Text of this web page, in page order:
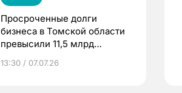
Просроченные долги
бизнеса в Томской области
превысили 11,5 млрд
13:30 / 07.07.26